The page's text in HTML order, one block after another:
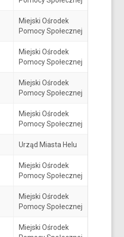
Miejski Ośrodek
Pomocy Społecznej
Miejski Ośrodek
Pomocy Społecznej
Miejski Ośrodek
Pomocy Społecznej
Miejski Ośrodek
Pomocy Społecznej
Urząd Miasta Helu
Miejski Ośrodek
Pomocy Społecznej
Miejski Ośrodek
Pomocy Społecznej
Miejski Ośrodek